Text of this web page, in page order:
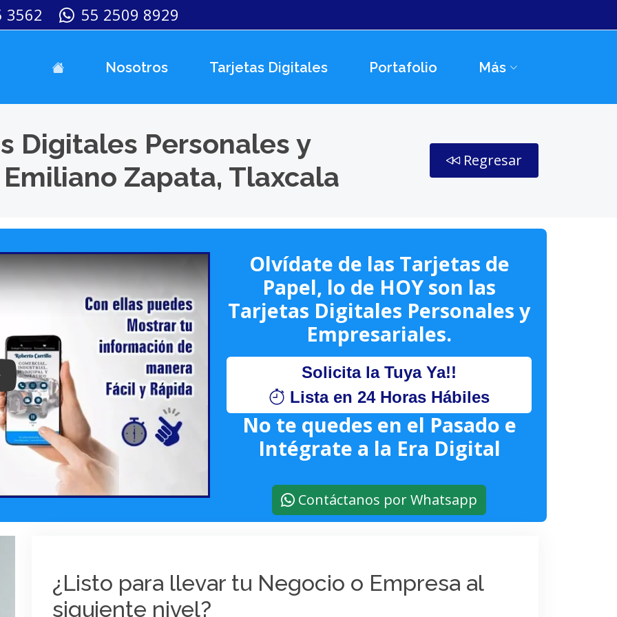
3562 55 2509 8929
Nosotros Tarjetas Digitales Portafolio Más
Digitales Personales y
Zapata, Tlaxcala
Regresar
Keynote (Google I/O '18)
Olvídate de las Tarjetas de
Papel, lo de HOY son las
Tarjetas Digitales Personales y
Empresariales.
Solicita la Tuya Ya!!
Lista en 24 Horas Hábiles
No te quedes en el Pasado e
Intégrate a la Era Digital
Contáctanos por Whatsapp
¿Listo para llevar tu Negocio o Empresa al
siguiente nivel?